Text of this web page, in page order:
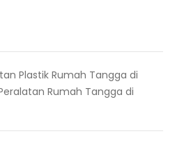
Plastik Rumah Tangga di
Rumah Tangga di